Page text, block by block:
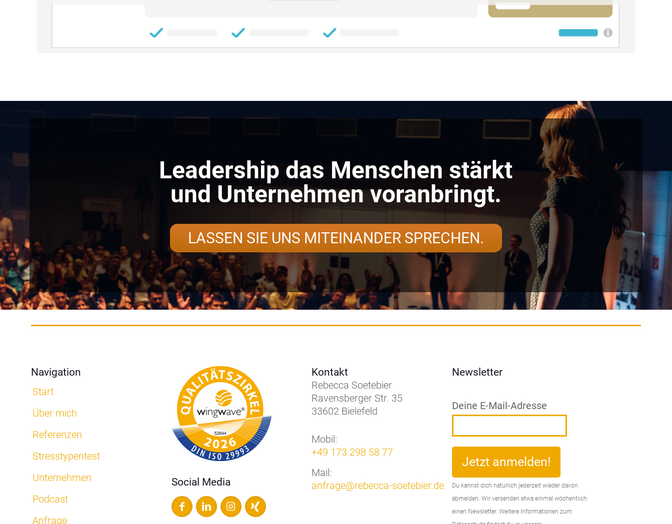
Leadership das Menschen stärkt
und Unternehmen voranbringt.
LASSEN SIE UNS MITEINANDER SPRECHEN.
Navigation
Start
Über mich
Referenzen
Stresstypentest
Unternehmen
Podcast
Anfrage
Social Media
Kontakt
Rebecca Soetebier
Ravensberger Str. 35
33602 Bielefeld
Mobil:
+49 173 298 58 77
Mail:
anfrage@rebecca-soetebier.de
Newsletter
Deine E-Mail-Adresse
Du kannst dich natürlich jederzeit wieder davon
abmelden. Wir versenden etwa einmal wöchentlich
einen Newsletter. Weitere Informationen zum